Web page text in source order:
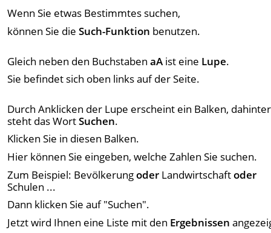
Wenn Sie etwas Bestimmtes suchen,
können Sie dieSuch-Funktion benutzen.
Gleich neben den BuchstabenaA ist eine Lupe.
Sie befindet sich oben links auf der Seite.
Durch Anklicken der Lupe erscheint ein Balken, dahinter
steht das WortSuchen.
Klicken Sie in diesen Balken.
Hier können Sie eingeben, welche Zahlen Sie suchen.
Zum Beispiel: Bevölkerungoder Landwirtschaftoder
Schulen ...
Dann klicken Sie auf "Suchen".
Jetzt wird Ihnen eine Liste mit den Ergebnissen